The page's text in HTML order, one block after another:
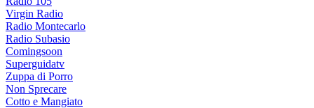
Virgin Radio
Radio Montecarlo
Radio Subasio
Comingsoon
Superguidatv
Zuppa di Porro
Non Sprecare
Cotto e Mangiato